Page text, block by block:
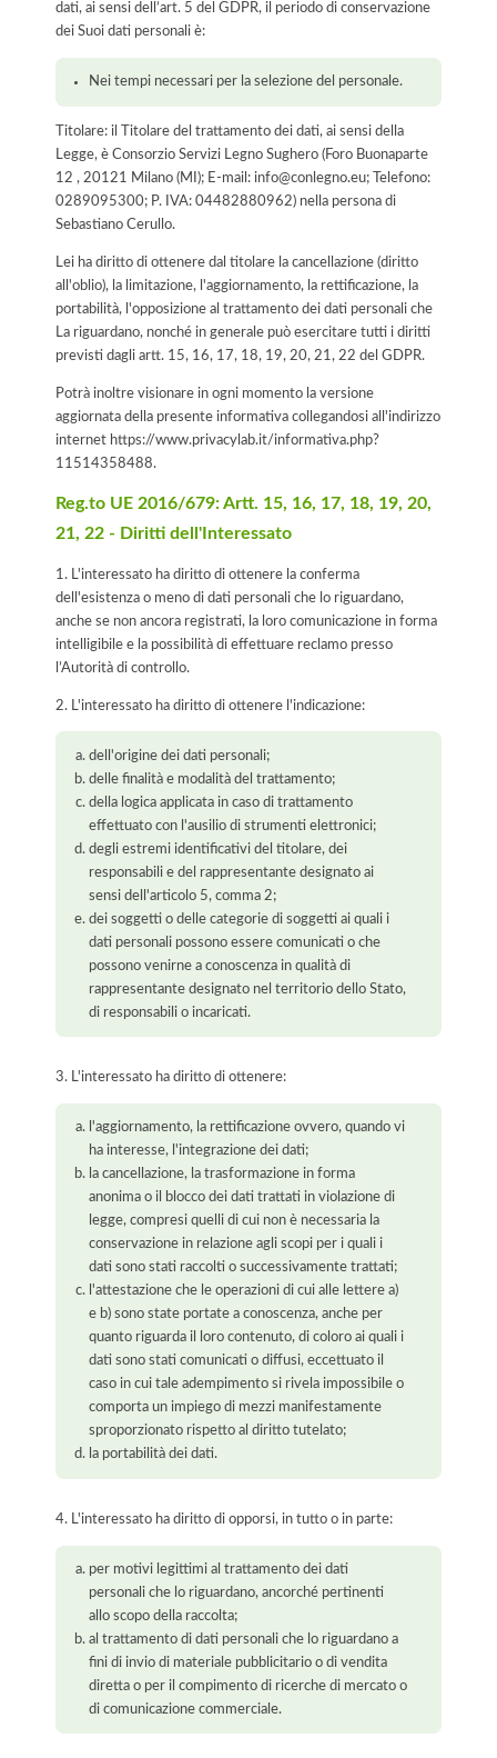
dati, ai sensi dell’art. 5 del GDPR, il periodo di conservazione
dei Suoi dati personali è:
Nei tempi necessari per la selezione del personale.
Titolare: il Titolare del trattamento dei dati, ai sensi della
Legge, è Consorzio Servizi Legno Sughero (Foro Buonaparte
12 , 20121 Milano (MI); E-mail: info@conlegno.eu; Telefono:
0289095300; P. IVA: 04482880962) nella persona di
Sebastiano Cerullo.
Lei ha diritto di ottenere dal titolare la cancellazione (diritto
all'oblio), la limitazione, l'aggiornamento, la rettificazione, la
portabilità, l'opposizione al trattamento dei dati personali che
La riguardano, nonché in generale può esercitare tutti i diritti
previsti dagli artt. 15, 16, 17, 18, 19, 20, 21, 22 del GDPR.
Potrà inoltre visionare in ogni momento la versione
aggiornata della presente informativa collegandosi all'indirizzo
internet https://www.privacylab.it/informativa.php?
11514358488.
Reg.to UE 2016/679: Artt. 15, 16, 17, 18, 19, 20,
21, 22 - Diritti dell'Interessato
1. L'interessato ha diritto di ottenere la conferma
dell'esistenza o meno di dati personali che lo riguardano,
anche se non ancora registrati, la loro comunicazione in forma
intelligibile e la possibilità di effettuare reclamo presso
l’Autorità di controllo.
2. L'interessato ha diritto di ottenere l'indicazione:
dell'origine dei dati personali;
delle finalità e modalità del trattamento;
della logica applicata in caso di trattamento
effettuato con l'ausilio di strumenti elettronici;
degli estremi identificativi del titolare, dei
responsabili e del rappresentante designato ai
sensi dell'articolo 5, comma 2;
dei soggetti o delle categorie di soggetti ai quali i
dati personali possono essere comunicati o che
possono venirne a conoscenza in qualità di
rappresentante designato nel territorio dello Stato,
di responsabili o incaricati.
3. L'interessato ha diritto di ottenere:
l'aggiornamento, la rettificazione ovvero, quando vi
ha interesse, l'integrazione dei dati;
la cancellazione, la trasformazione in forma
anonima o il blocco dei dati trattati in violazione di
legge, compresi quelli di cui non è necessaria la
conservazione in relazione agli scopi per i quali i
dati sono stati raccolti o successivamente trattati;
l'attestazione che le operazioni di cui alle lettere a)
e b) sono state portate a conoscenza, anche per
quanto riguarda il loro contenuto, di coloro ai quali i
dati sono stati comunicati o diffusi, eccettuato il
caso in cui tale adempimento si rivela impossibile o
comporta un impiego di mezzi manifestamente
sproporzionato rispetto al diritto tutelato;
la portabilità dei dati.
4. L'interessato ha diritto di opporsi, in tutto o in parte:
per motivi legittimi al trattamento dei dati
personali che lo riguardano, ancorché pertinenti
allo scopo della raccolta;
al trattamento di dati personali che lo riguardano a
fini di invio di materiale pubblicitario o di vendita
diretta o per il compimento di ricerche di mercato o
di comunicazione commerciale.